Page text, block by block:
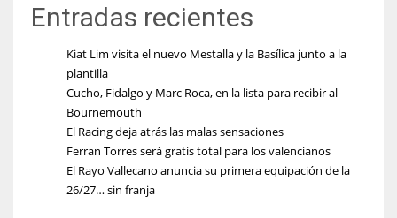
Entradas recientes
Kiat Lim visita el nuevo Mestalla y la Basílica junto a la
plantilla
Cucho, Fidalgo y Marc Roca, en la lista para recibir al
Bournemouth
El Racing deja atrás las malas sensaciones
Ferran Torres será gratis total para los valencianos
El Rayo Vallecano anuncia su primera equipación de la
26/27… sin franja